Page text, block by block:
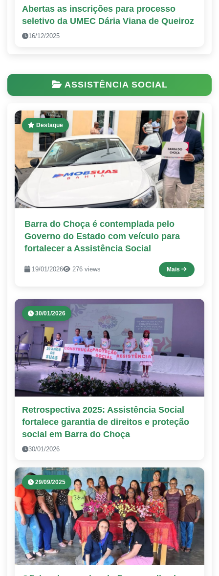
Abertas as inscrições para processo
seletivo da UMEC Dária Viana de Queiroz
16/12/2025
ASSISTÊNCIA SOCIAL
Destaque
Barra do Choça é contemplada pelo
Governo do Estado com veículo para
fortalecer a Assistência Social
19/01/2026 276 views Mais
30/01/2026
Retrospectiva 2025: Assistência Social
fortalece garantia de direitos e proteção
social em Barra do Choça
30/01/2026
29/09/2025